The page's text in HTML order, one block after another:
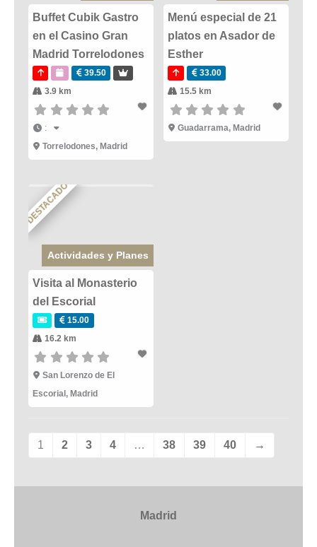
Buffet Cubik Gastro
en el Casino Gran
Madrid Torrelodones
39.50
3.9 km
:
Torrelodones, Madrid
Menú especial de 21
platos en Asador de
Esther
33.00
15.5 km
Guadarrama, Madrid
DESTACADO
Actividades y Planes
Visita al Monasterio
del Escorial
15.00
16.2 km
San Lorenzo de El
Escorial , Madrid
1 2 3 4 … 38 39 40 →
Madrid